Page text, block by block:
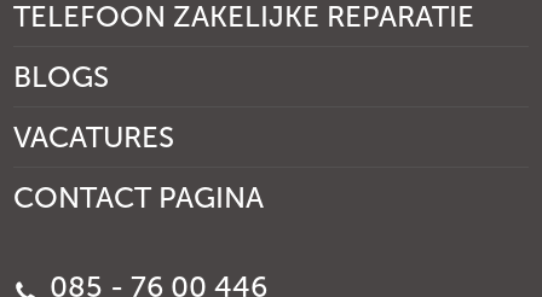
TELEFOON ZAKELIJKE REPARATIE
BLOGS
VACATURES
CONTACT PAGINA
085 - 76 00 446